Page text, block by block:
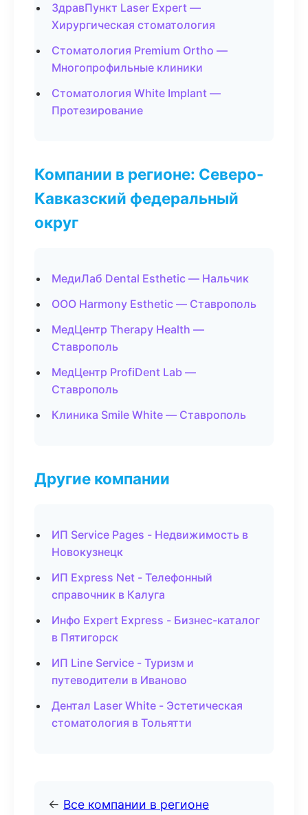
ЗдравПункт Laser Expert —
Хирургическая стоматология
Стоматология Premium Ortho —
Многопрофильные клиники
Стоматология White Implant —
Протезирование
Компании в регионе: Северо-
Кавказский федеральный
округ
МедиЛаб Dental Esthetic — Нальчик
ООО Harmony Esthetic — Ставрополь
МедЦентр Therapy Health —
Ставрополь
МедЦентр ProfiDent Lab —
Ставрополь
Клиника Smile White — Ставрополь
Другие компании
ИП Service Pages - Недвижимость в
Новокузнецк
ИП Express Net - Телефонный
справочник в Калуга
Инфо Expert Express - Бизнес-каталог
в Пятигорск
ИП Line Service - Туризм и
путеводители в Иваново
Дентал Laser White - Эстетическая
стоматология в Тольятти
← Все компании в регионе